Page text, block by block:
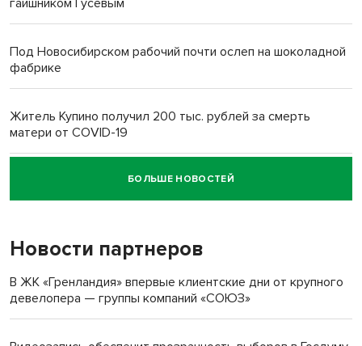
гаишником Гусевым
Под Новосибирском рабочий почти ослеп на шоколадной
фабрике
Житель Купино получил 200 тыс. рублей за смерть
матери от COVID-19
Новосибирский суд наказал водителя за смерть
пенсионерки на вокзале
«Мы живём на пастбище!»: в новосибирском селе лошади
терроризируют жителей
БОЛЬШЕ НОВОСТЕЙ
Новости партнеров
В ЖК «Гренландия» впервые клиентские дни от крупного
девелопера — группы компаний «СОЮЗ»